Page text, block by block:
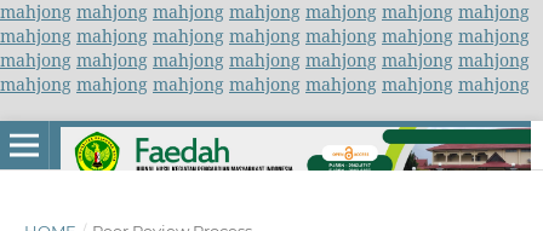
mahjong mahjong mahjong mahjong mahjong mahjong mahjong
mahjong mahjong mahjong mahjong mahjong mahjong mahjong
mahjong mahjong mahjong mahjong mahjong mahjong mahjong
mahjong mahjong mahjong mahjong mahjong mahjong mahjong